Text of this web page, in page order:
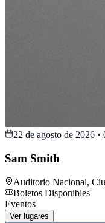
22 de agosto de 2026 •
Sam Smith
Auditorio Nacional,
Boletos Disponibles
Eventos
Ver lugares